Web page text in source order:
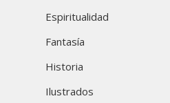
Espiritualidad
Fantasía
Historia
Ilustrados